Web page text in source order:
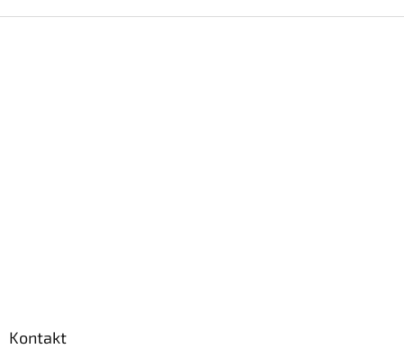
Kontakt